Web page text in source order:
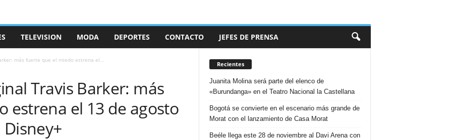
TELEVISION MODA DEPORTES CONTACTO JEFES DE PRENSA
más fuerte que el miedo estrena el...
Travis Barker: más
estrena el 13 de agosto
Recientes
Juanita Molina será parte del elenco de
«Burundanga» en el Teatro Nacional la Castellana
Bogotá se convierte en el escenario más grande de
Morat con el lanzamiento de Casa Morat
Beéle llega este 28 de noviembre al Davi Arena con